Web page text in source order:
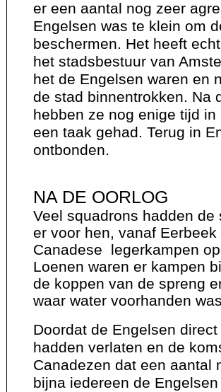
er een aantal nog zeer
Engelsen was te klein om
beschermen. Het heeft
het stadsbestuur van
het de Engelsen waren en
de stad binnentrokken. Na
hebben ze nog enige tijd
een taak gehad. Terug in
ontbonden.
NA DE OORLOG
Veel squadrons hadden
er voor hen, vanaf
Canadese legerkampen
Loenen waren er kampen
de koppenvan de spreng
waar water voorhanden
Doordat de Engelsen
hadden verlaten en de
Canadezen dat een aantal
bijna iedereen de